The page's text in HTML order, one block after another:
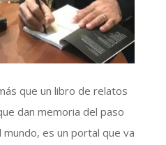
que un libro de relatos
dan memoria del paso
es un portal que va